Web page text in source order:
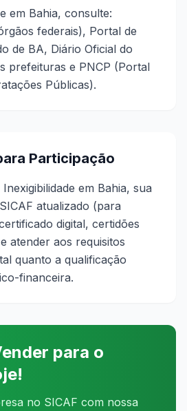
em Bahia, consulte:
federais), Portal de
de BA, Diário Oficial do
prefeituras e PNCP (Portal
Públicas).
Participação
em Bahia, sua
atualizado (para
digital, certidões
atender aos requisitos
quanto a qualificação
financeira.
para o
no SICAF com nossa